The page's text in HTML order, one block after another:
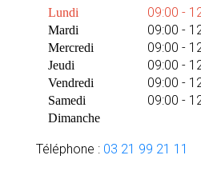
Lundi 09:00 -
Mardi 09:00 -
Mercredi 09:00 -
Jeudi 09:00 -
Vendredi 09:00 -
Samedi 09:00 -
Dimanche
Téléphone : 03 21 99 21 11